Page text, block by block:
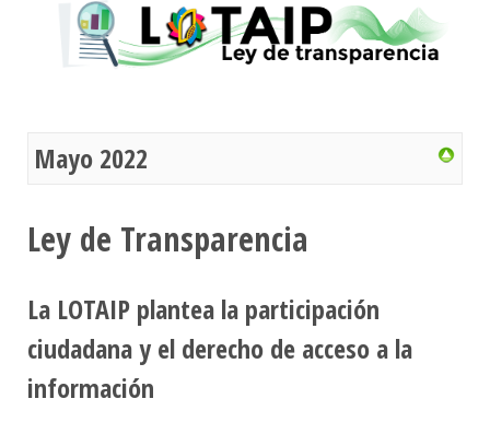
Mayo 2022
Ley de Transparencia
La LOTAIP plantea la participación
ciudadana y el derecho de acceso a la
información